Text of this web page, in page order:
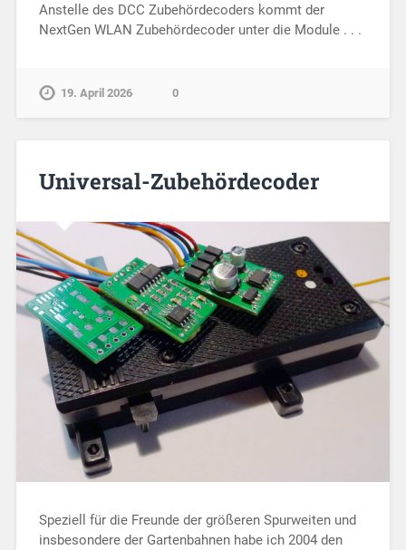
Anstelle des DCC Zubehördecoders kommt der
NextGen WLAN Zubehördecoder unter die Module . . .
19. April 2026 0
Universal-Zubehördecoder
Speziell für die Freunde der größeren Spurweiten und
insbesondere der Gartenbahnen habe ich 2004 den